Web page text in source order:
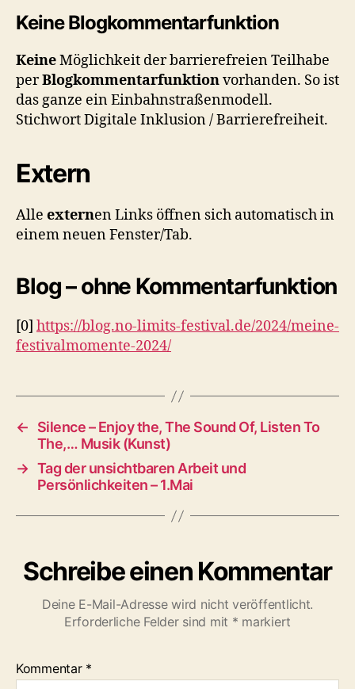
Keine Blogkommentarfunktion
KeineMöglichkeit der barrierefreien Teilhabe
perBlogkommentarfunktionvorhanden. So ist
das ganze ein Einbahnstraßenmodell.
Stichwort Digitale Inklusion / Barrierefreiheit.
Extern
Alle externen Links öffnen sich automatisch in
einem neuen Fenster/Tab.
Blog – ohne Kommentarfunktion
[0] https://blog.no-limits-festival.de/2024/meine-
festivalmomente-2024/
←
Silence – Enjoy the, The Sound Of, Listen To
The,… Musik (Kunst)
→ Tag der unsichtbaren Arbeit und
Persönlichkeiten – 1.Mai
Schreibe einen Kommentar
Deine E-Mail-Adresse wird nicht veröffentlicht.
Erforderliche Felder sind mit * markiert
Kommentar *